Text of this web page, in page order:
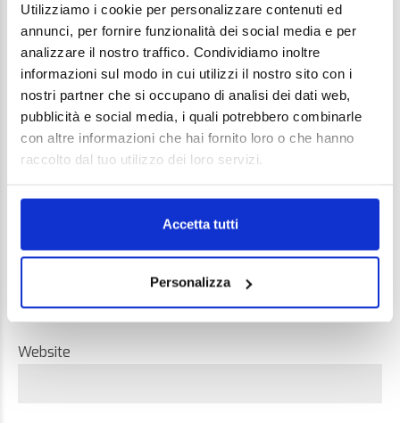
Utilizziamo i cookie per personalizzare contenuti ed
annunci, per fornire funzionalità dei social media e per
analizzare il nostro traffico. Condividiamo inoltre
informazioni sul modo in cui utilizzi il nostro sito con i
nostri partner che si occupano di analisi dei dati web,
pubblicità e social media, i quali potrebbero combinarle
con altre informazioni che hai fornito loro o che hanno
raccolto dal tuo utilizzo dei loro servizi.
Accetta tutti
Personalizza
Website